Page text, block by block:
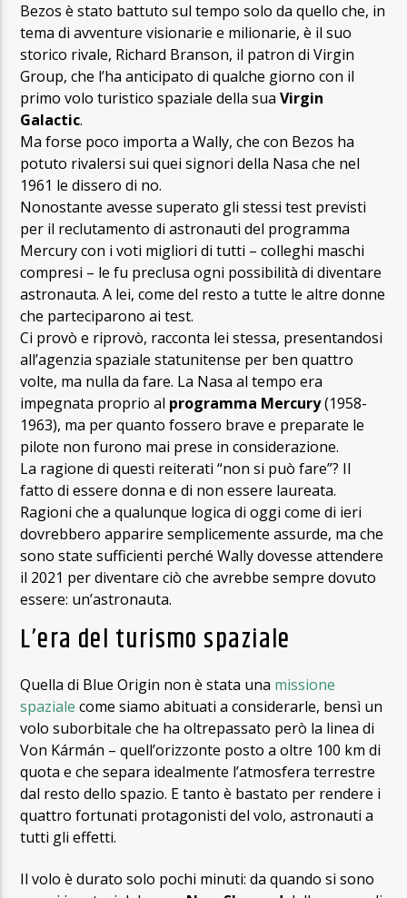
Bezos è stato battuto sul tempo solo da quello che, in
tema di avventure visionarie e milionarie, è il suo
storico rivale, Richard Branson, il patron di Virgin
Group, che l’ha anticipato di qualche giorno con il
primo volo turistico spaziale della suaVirgin
Galactic.
Ma forse poco importa a Wally, che con Bezos ha
potuto rivalersi sui quei signori della Nasa che nel
1961 le dissero di no.
Nonostante avesse superato gli stessi test previsti
per il reclutamento di astronauti del programma
Mercury con i voti migliori di tutti – colleghi maschi
compresi – le fu preclusa ogni possibilità di diventare
astronauta. A lei, come del resto a tutte le altre donne
che parteciparono ai test.
Ci provò e riprovò, racconta lei stessa, presentandosi
all’agenzia spaziale statunitense per ben quattro
volte, ma nulla da fare. La Nasa al tempo era
impegnata proprio al programma Mercury(1958-
1963), ma per quanto fossero brave e preparate le
pilote non furono mai prese in considerazione.
La ragione di questi reiterati “non si può fare”? Il
fatto di essere donna e di non essere laureata.
Ragioni che a qualunque logica di oggi come di ieri
dovrebbero apparire semplicemente assurde, ma che
sono state sufficienti perché Wally dovesse attendere
il 2021 per diventare ciò che avrebbe sempre dovuto
essere: un’astronauta.
L’era del turismo spaziale
Quella di Blue Origin non è stata una missione
spaziale come siamo abituati a considerarle, bensì un
volo suborbitale che ha oltrepassato però la linea di
Von Kármán – quell’orizzonte posto a oltre 100 km di
quota e che separa idealmente l’atmosfera terrestre
dal resto dello spazio. E tanto è bastato per rendere i
quattro fortunati protagonisti del volo, astronauti a
tutti gli effetti.
Il volo è durato solo pochi minuti: da quando si sono